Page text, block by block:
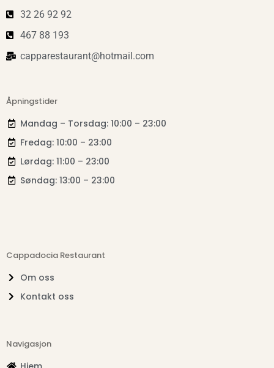
32 26 92 92
467 88 193
capparestaurant@hotmail.com
Åpningstider
Mandag – Torsdag: 10:00 – 23:00
Fredag: 10:00 – 23:00
Lørdag: 11:00 – 23:00
Søndag: 13:00 – 23:00
Cappadocia Restaurant
Om oss
Kontakt oss
Navigasjon